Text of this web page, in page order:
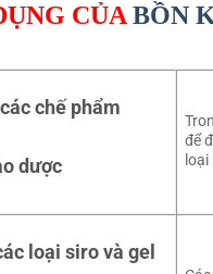
CỦA BỒN
chế phẩm
dược
để
loại siro và gel